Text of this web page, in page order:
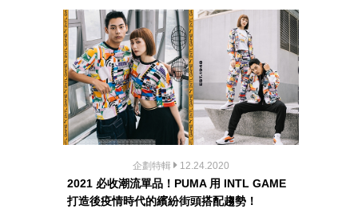
企劃特輯 12.24.2020
2021 必收潮流單品！PUMA 用 INTL GAME
打造後疫情時代的繽紛街頭搭配趨勢！